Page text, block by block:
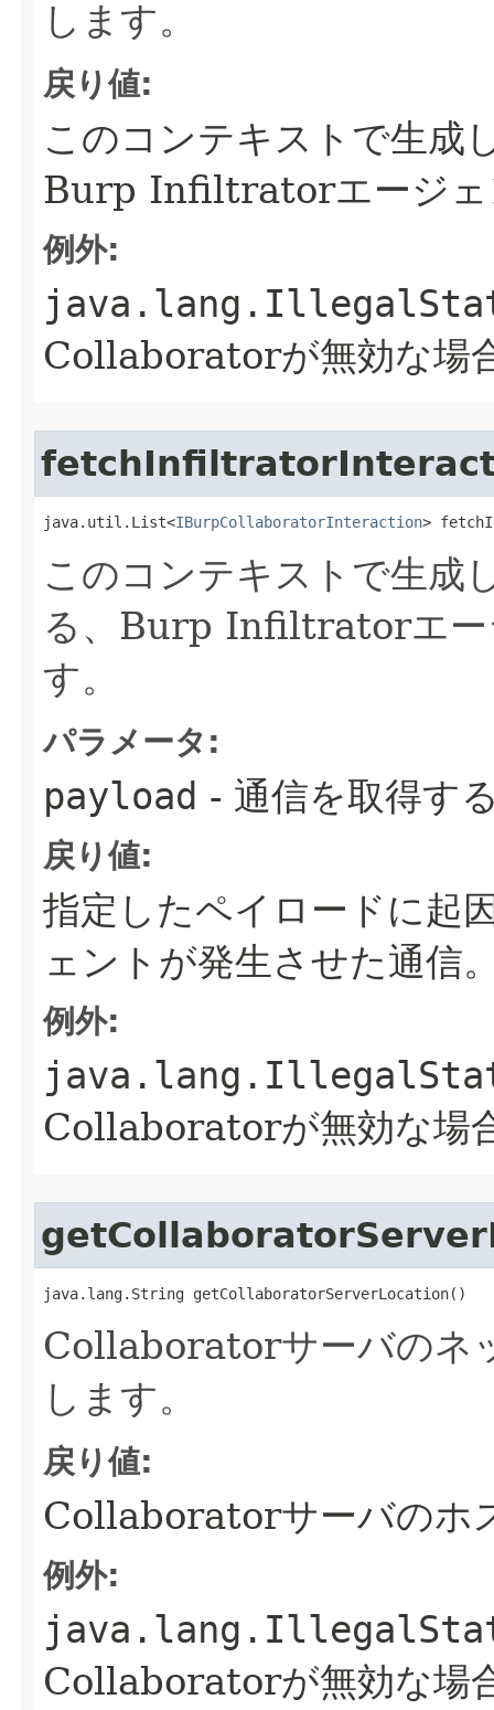
します。
戻り値:
このコンテキストで生成
Burp Infiltratorエージェ
例外:
Collaboratorが無効な場
java.util.List<IBurpCollaboratorInteraction>
このコンテキストで生成
る、Burp Infiltratorエー
す。
パラメータ:
payload - 通信を取得す
戻り値:
指定したペイロードに
ェントが発生させた通信
例外:
Collaboratorが無効な場
java.lang.String getCollaboratorServerLocation()
Collaboratorサーバのネ
します。
戻り値:
Collaboratorサーバのホ
例外:
Collaboratorが無効な場